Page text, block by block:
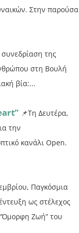
Στην παρούσα
της
στη Βουλή
βία:...
📌Τη Δευτέρα,
την
κανάλι Open.
Παγκόσμια
ως στέλεχος
Ζωή” του